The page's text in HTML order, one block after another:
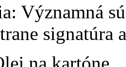
Významná